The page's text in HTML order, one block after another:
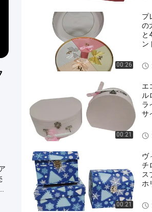
00:26
プ
の
と
ン
ッ
ペ
00:21
エ
ル
ラ
サ
ク
ペ
00:21
ヴ
チ
ス
ホ
ペ